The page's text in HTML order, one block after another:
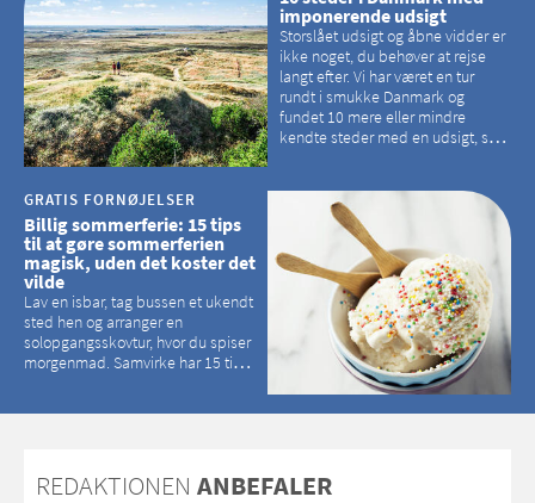
imponerende udsigt
Storslået udsigt og åbne vidder er
ikke noget, du behøver at rejse
langt efter. Vi har været en tur
rundt i smukke Danmark og
fundet 10 mere eller mindre
kendte steder med en udsigt, som
GRATIS FORNØJELSER
Billig sommerferie: 15 tips
til at gøre sommerferien
magisk, uden det koster det
vilde
Lav en isbar, tag bussen et ukendt
sted hen og arranger en
solopgangsskovtur, hvor du spiser
morgenmad. Samvirke har 15 tips
REDAKTIONEN ANBEFALER